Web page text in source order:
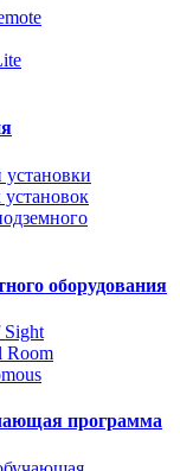
оборудования
Room
программа